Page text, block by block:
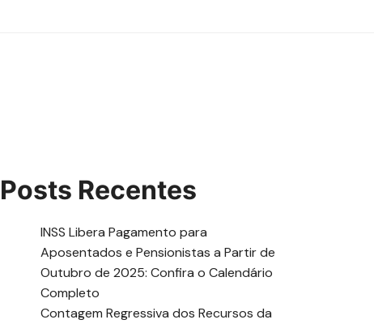
Posts Recentes
INSS Libera Pagamento para
Aposentados e Pensionistas a Partir de
Outubro de 2025: Confira o Calendário
Completo
Contagem Regressiva dos Recursos da